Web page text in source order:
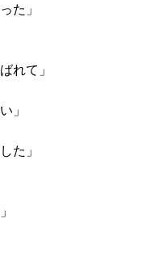
た」
れて」
」
た」